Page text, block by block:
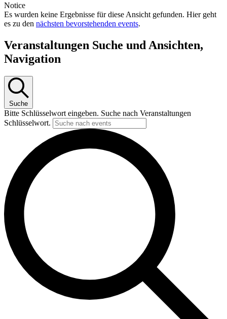
Notice
Es wurden keine Ergebnisse für diese Ansicht gefunden. Hier geht
es zu den nächsten bevorstehenden events.
Veranstaltungen Suche und Ansichten,
Navigation
Suche
Bitte Schlüsselwort eingeben. Suche nach Veranstaltungen
Schlüsselwort.